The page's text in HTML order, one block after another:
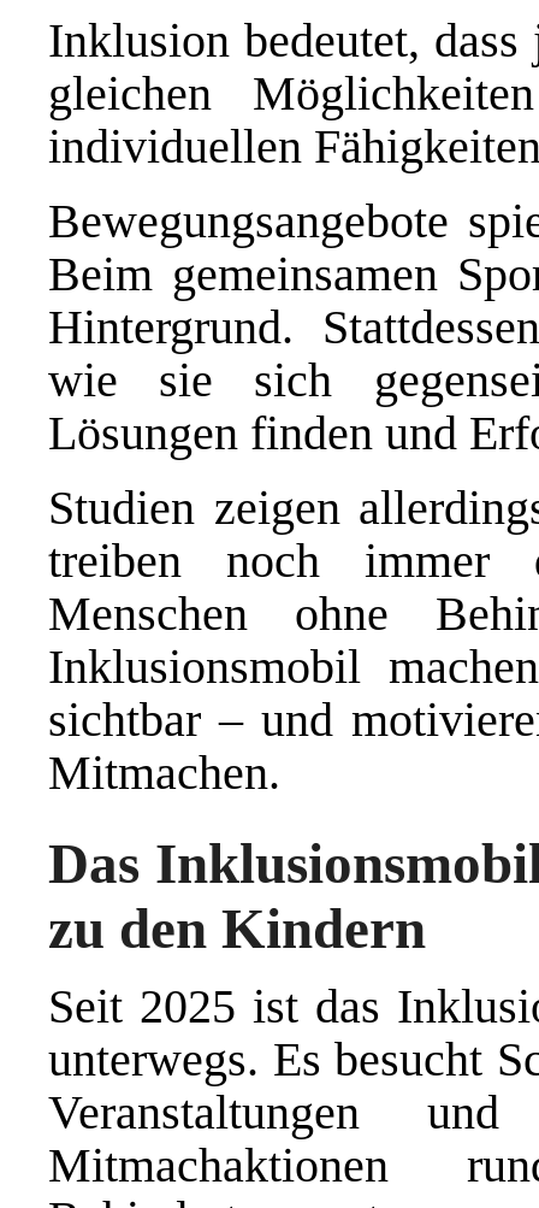
Inklusion bedeutet,
gleichen
individuellen
Bewegungsangebote
Beim gemeinsamen
Hintergrund.
wie sie sich
Lösungen finden und
Studien zeigen
treiben noch immer
Menschen ohne
Inklusionsmobil
sichtbar – und
Mitmachen.
Das
zu den Kindern
Seit 2025 ist das
unterwegs. Es besucht
Veranstaltungen und
Mitmachaktionen